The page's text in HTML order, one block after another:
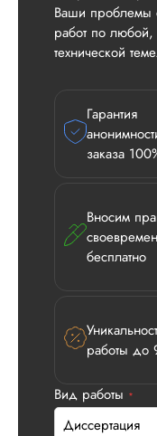
Ваши проблемы
работ по
технической теме.
Гарантия
заказа
Вносим
бесплатно
работы до
Вид работы *
Диссертация